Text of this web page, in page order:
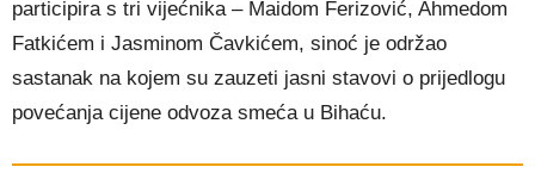
participira s tri vijećnika – Maidom Ferizović, Ahmedom
Fatkićem i Jasminom Čavkićem, sinoć je održao
sastanak na kojem su zauzeti jasni stavovi o prijedlogu
povećanja cijene odvoza smeća u Bihaću.